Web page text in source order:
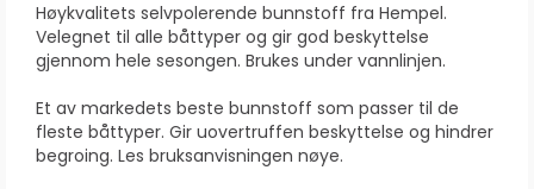
Høykvalitets selvpolerende bunnstoff fra Hempel.
Velegnet til alle båttyper og gir god beskyttelse
gjennom hele sesongen. Brukes under vannlinjen.
Et av markedets beste bunnstoff som passer til de
fleste båttyper. Gir uovertruffen beskyttelse og hindrer
begroing. Les bruksanvisningen nøye.